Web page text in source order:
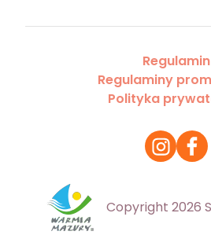
Regulamin
Regulaminy
Polityka
Copyright 2026